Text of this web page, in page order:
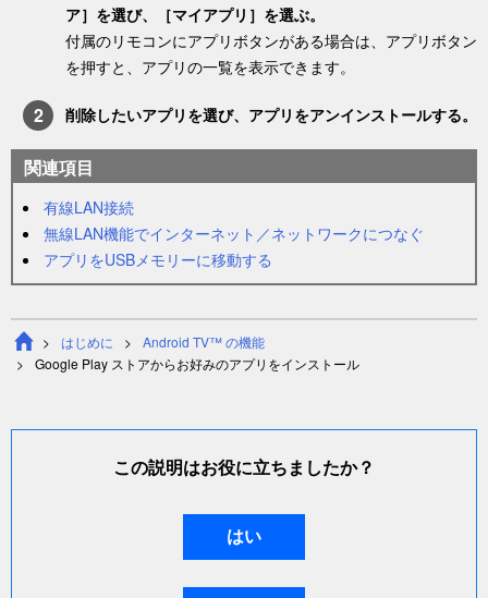
ア］を選び、［マイアプリ ］を選ぶ。
付属のリモコンにアプリボタンがある場合は、 アプリボタン
を押すと、アプリの一覧を表示できます。
削除したいアプリを選び、アプリをアンインストールする。
関連項目
有線LAN接続
無線LAN機能でインターネット／ネットワークにつなぐ
アプリをUSBメモリーに移動する
はじめに
Android TV™ の機能
Google Play ストアからお好みのアプリをインストール
この説明はお役に立ちましたか？